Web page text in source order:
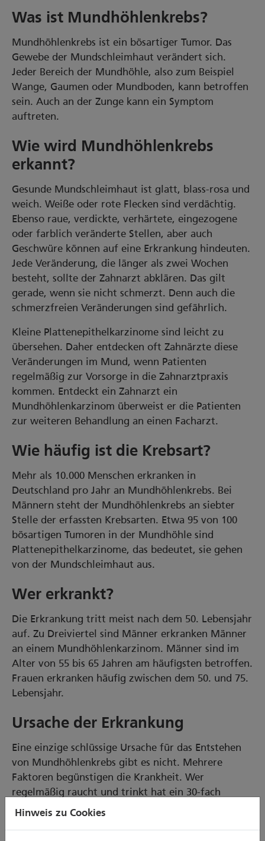
Was ist Mundhöhlenkrebs?
Mundhöhlenkrebs ist ein bösartiger Tumor. Das
Gewebe der Mundschleimhaut verändert sich.
Jeder Bereich der Mundhöhle, also zum Beispiel
Wange, Gaumen oder Mundboden, kann betroffen
sein. Auch an der Zunge kann ein Symptom
auftreten.
Wie wird Mundhöhlenkrebs
erkannt?
Gesunde Mundschleimhaut ist glatt, blass-rosa und
weich. Weiße oder rote Flecken sind verdächtig.
Ebenso raue, verdickte, verhärtete, eingezogene
oder farblich veränderte Stellen, aber auch
Geschwüre können auf eine Erkrankung hindeuten.
Jede Veränderung, die länger als zwei Wochen
besteht, sollte der Zahnarzt abklären. Das gilt
gerade, wenn sie nicht schmerzt. Denn auch die
schmerzfreien Veränderungen sind gefährlich.
Kleine Plattenepithelkarzinome sind leicht zu
übersehen. Daher entdecken oft Zahnärzte diese
Veränderungen im Mund, wenn Patienten
regelmäßig zur Vorsorge in die Zahnarztpraxis
kommen. Entdeckt ein Zahnarzt ein
Mundhöhlenkarzinom überweist er die Patienten
zur weiteren Behandlung an einen Facharzt.
Wie häufig ist die Krebsart?
Mehr als 10.000 Menschen erkranken in
Deutschland pro Jahr an Mundhöhlenkrebs. Bei
Männern steht der Mundhöhlenkrebs an siebter
Stelle der erfassten Krebsarten. Etwa 95 von 100
bösartigen Tumoren in der Mundhöhle sind
Plattenepithelkarzinome, das bedeutet, sie gehen
von der Mundschleimhaut aus.
Wer erkrankt?
Die Erkrankung tritt meist nach dem 50. Lebensjahr
auf. Zu Dreiviertel sind Männer erkranken Männer
an einem Mundhöhlenkarzinom. Männer sind im
Alter von 55 bis 65 Jahren am häufigsten betroffen.
Frauen erkranken häufig zwischen dem 50. und 75.
Lebensjahr.
Ursache der Erkrankung
Eine einzige schlüssige Ursache für das Entstehen
von Mundhöhlenkrebs gibt es nicht. Mehrere
Faktoren begünstigen die Krankheit. Wer
regelmäßig raucht und trinkt hat ein 30-fach
erhöhtes Risiko einen derartigen Tumor zu
Hinweis zu Cookies